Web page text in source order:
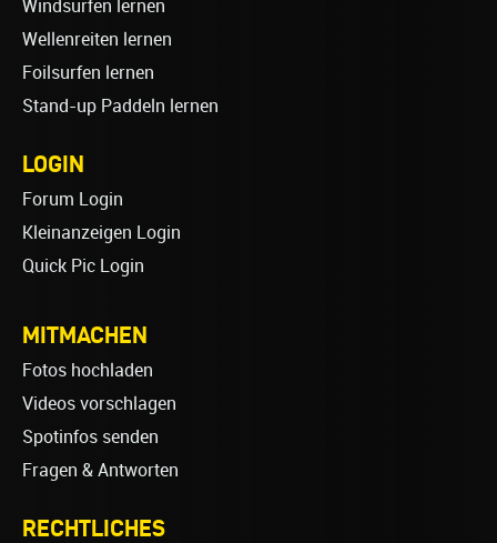
Windsurfen lernen
Wellenreiten lernen
Foilsurfen lernen
Stand-up Paddeln lernen
LOGIN
Forum Login
Kleinanzeigen Login
Quick Pic Login
MITMACHEN
Fotos hochladen
Videos vorschlagen
Spotinfos senden
Fragen & Antworten
RECHTLICHES